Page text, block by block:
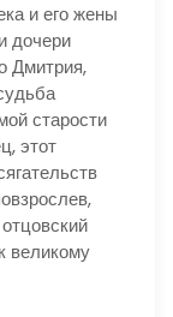
и его жены
дочери
Дмитрия,
старости
этот
великому